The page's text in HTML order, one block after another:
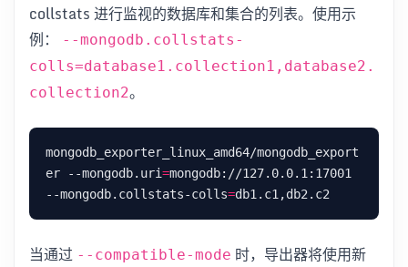
collstats 进行监视的数据库和集合的列表。使用示
例：
--mongodb.collstats-
colls=database1.collection1,database2.
collection2。
mongodb_exporter_linux_amd64/mongodb_export
er --mongodb.uri=mongodb://127.0.0.1:17001
--mongodb.collstats-colls=
当通过 --compatible-mode 时，导出器将使用新